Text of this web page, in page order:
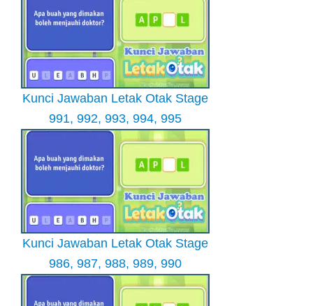
Kunci Jawaban Letak Otak Stage
991, 992, 993, 994, 995
Kunci Jawaban Letak Otak Stage
986, 987, 988, 989, 990